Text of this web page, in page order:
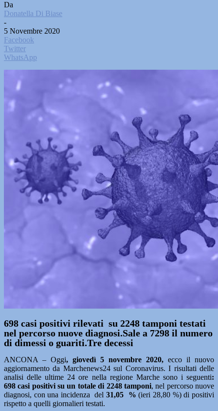
Da
Donatella Di Biase
-
5 Novembre 2020
Facebook
Twitter
WhatsApp
698 casi positivi rilevati su 2248 tamponi testati
nel percorso nuove diagnosi.Sale a 7298 il numero
di dimessi o guariti.Tre decessi
ANCONA – Oggi, giovedì 5 novembre 2020, ecco il nuovo
aggiornamento da Marchenews24 sul Coronavirus. I risultati delle
analisi delle ultime 24 ore nella regione Marche sono i seguenti:
698 casi positivi su un totale di 2248 tamponi, nel percorso nuove
diagnosi, con una incidenza del31,05 % (ieri 28,80 %) di positivi
rispetto a quelli giornalieri testati.